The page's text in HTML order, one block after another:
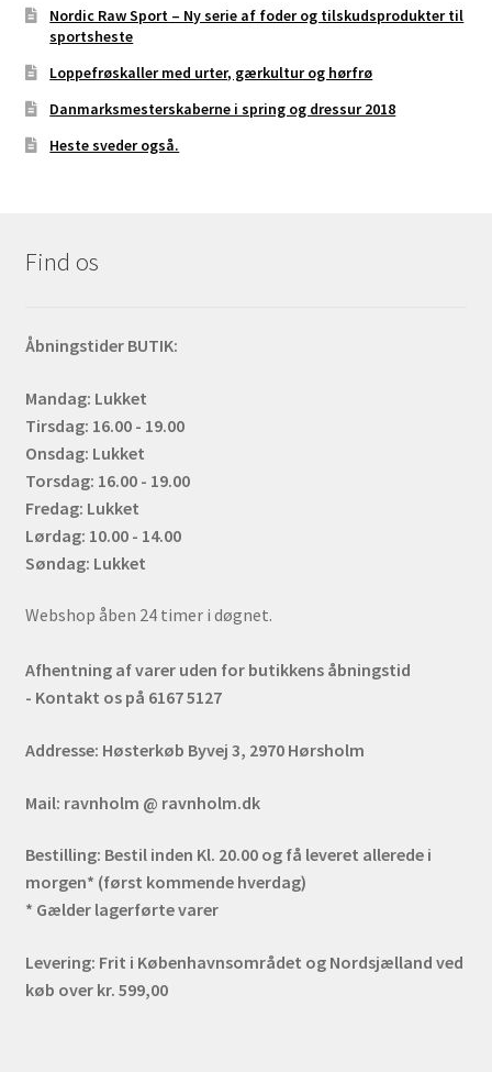
Nordic Raw Sport – Ny serie af foder og tilskudsprodukter til
sportsheste
Loppefrøskaller med urter, gærkultur og hørfrø
Danmarksmesterskaberne i spring og dressur 2018
Heste sveder også.
Find os
Åbningstider BUTIK:
Mandag: Lukket
Tirsdag: 16.00 - 19.00
Onsdag: Lukket
Torsdag: 16.00 - 19.00
Fredag: Lukket
Lørdag: 10.00 - 14.00
Søndag: Lukket
Webshop åben 24 timer i døgnet.
Afhentning af varer uden for butikkens åbningstid
- Kontakt os på 6167 5127
Addresse: Høsterkøb Byvej 3, 2970 Hørsholm
Mail: ravnholm @ ravnholm.dk
Bestilling: Bestil inden Kl. 20.00 og få leveret allerede i
morgen* (først kommende hverdag)
* Gælder lagerførte varer
Levering: Frit i Københavnsområdet og Nordsjælland ved
køb over kr. 599,00